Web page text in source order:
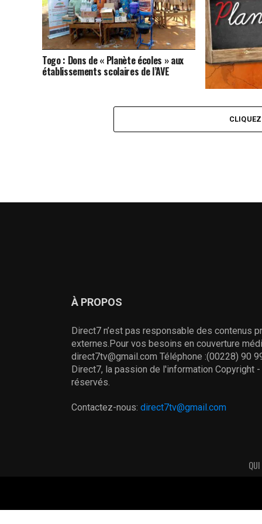
Togo : Dons de « Planète écoles » aux
établissements scolaires de l’AVE
Impacts de «
Éducation »
À PROPOS
Direct7 n’est pas responsable des contenus
externes.Pour vos besoins en couverture
direct7tv@gmail.com Téléphone :(00228) 90
Direct7, la passion de l'information Copyright
réservés.
Contactez-nous: direct7tv@gmail.com